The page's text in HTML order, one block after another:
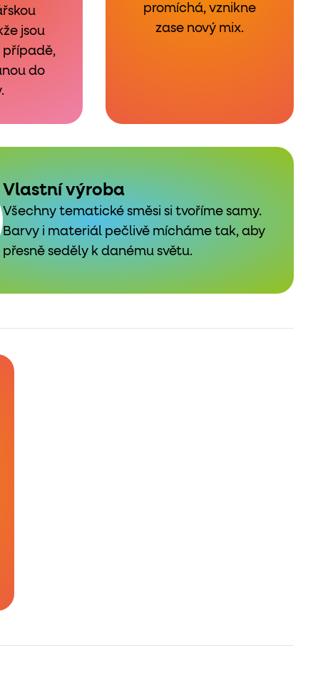
jsou
případě,
do
promíchá, vznikne
zase nový mix.
Vlastní výroba
Všechny tematické směsi si tvoříme samy.
Barvy i materiál pečlivě mícháme tak, aby
přesně seděly k danému světu.